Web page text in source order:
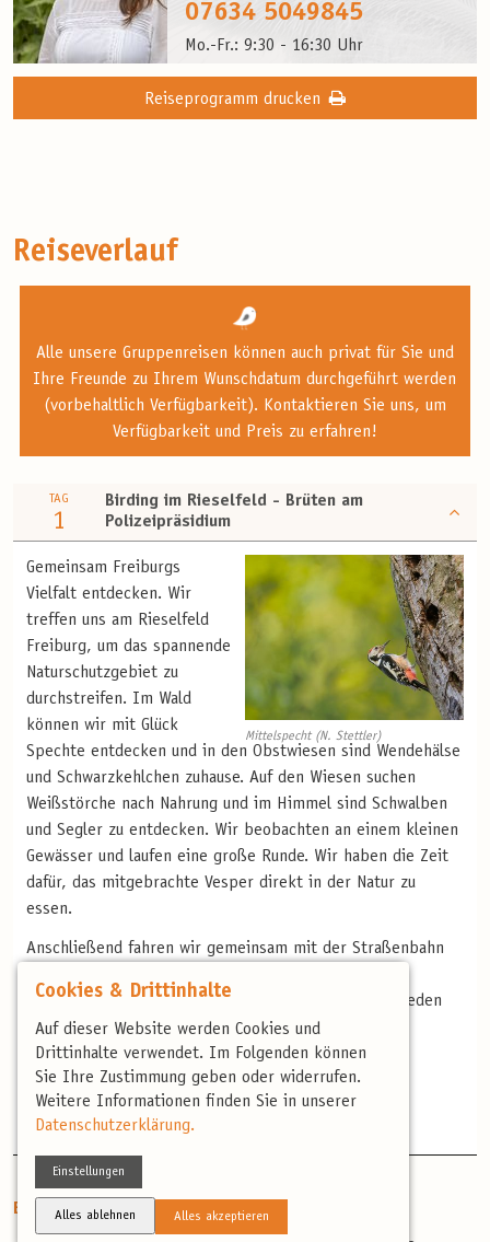
Cookies & Drittinhalte
Auf dieser Website werden Cookies und
Drittinhalte verwendet. Im Folgenden können
Sie Ihre Zustimmung geben oder widerrufen.
Weitere Informationen finden Sie in unserer
Datenschutzerklärung.
Einstellungen
Alles ablehnen Alles akzeptieren
07634 5049845
Mo.-Fr.: 9:30 - 16:30 Uhr
Reiseprogramm drucken
Reiseverlauf
Alle unsere Gruppenreisen können auch privat für Sie und
Ihre Freunde zu Ihrem Wunschdatum durchgeführt werden
(vorbehaltlich Verfügbarkeit). Kontaktieren Sie uns, um
Verfügbarkeit und Preis zu erfahren!
TAG
1
Birding im Rieselfeld - Brüten am
Polizeipräsidium
Mittelspecht (N. Stettler)
Gemeinsam Freiburgs
Vielfalt entdecken. Wir
treffen uns am Rieselfeld
Freiburg, um das spannende
Naturschutzgebiet zu
durchstreifen. Im Wald
können wir mit Glück
Spechte entdecken und in den Obstwiesen sind Wendehälse
und Schwarzkehlchen zuhause. Auf den Wiesen suchen
Weißstörche nach Nahrung und im Himmel sind Schwalben
und Segler zu entdecken. Wir beobachten an einem kleinen
Gewässer und laufen eine große Runde. Wir haben die Zeit
dafür, das mitgebrachte Vesper direkt in der Natur zu
essen.
Anschließend fahren wir gemeinsam mit der Straßenbahn
beobachten wir die besonderen Vögel und verabschieden
uns.
Enthaltene Leistungen